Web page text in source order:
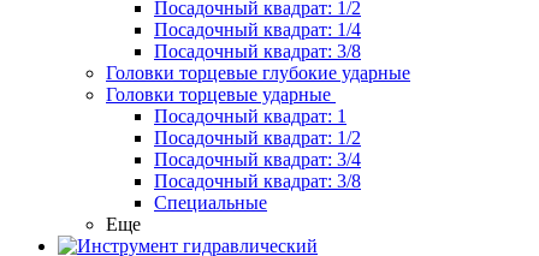
Посадочный квадрат: 1/2
Посадочный квадрат: 1/4
Посадочный квадрат: 3/8
Головки торцевые глубокие ударные
Головки торцевые ударные
Посадочный квадрат: 1
Посадочный квадрат: 1/2
Посадочный квадрат: 3/4
Посадочный квадрат: 3/8
Специальные
Еще